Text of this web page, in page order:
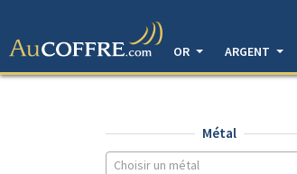
OR
ARGENT
Métal
Choisir un métal